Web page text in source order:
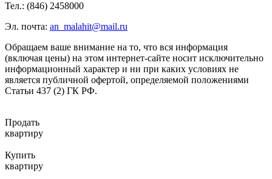
Тел.: (846) 2458000
Эл. почта: an_malahit@mail.ru
Обращаем ваше внимание на то, что вся информация
(включая цены) на этом интернет-сайте носит исключительно
информационный характер и ни при каких условиях не
является публичной офертой, определяемой положениями
Статьи 437 (2) ГК РФ.
Продать
квартиру
Купить
квартиру